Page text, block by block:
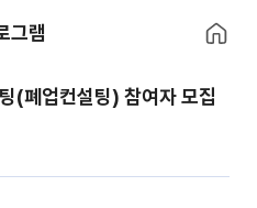
그램 홈으로 이
(폐업컨설팅) 참여자 모집